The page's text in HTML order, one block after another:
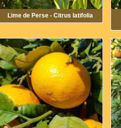
Lime de Perse - Citrus latifolia